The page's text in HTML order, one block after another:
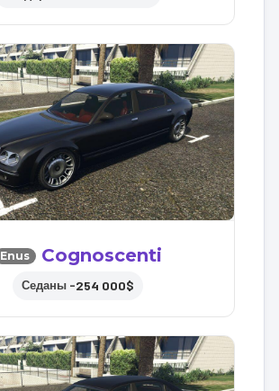
Enus Cognoscenti
Седаны –254 000$